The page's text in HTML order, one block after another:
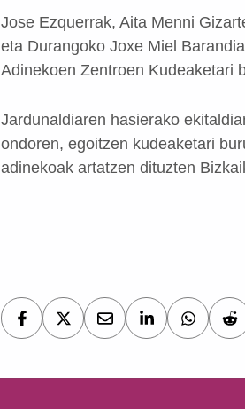
Jose Ezquerrak, Aita Menni
eta Durangoko Joxe Miel
Adinekoen Zentroen Kudeaketari
Jardunaldiaren hasierako
ondoren, egoitzen kudeaketari
adinekoak artatzen dituzten